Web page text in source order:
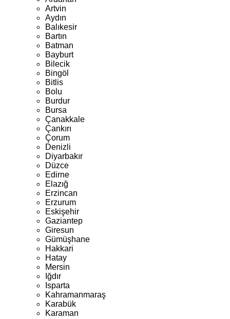
Artvin
Aydın
Balıkesir
Bartın
Batman
Bayburt
Bilecik
Bingöl
Bitlis
Bolu
Burdur
Bursa
Çanakkale
Çankırı
Çorum
Denizli
Diyarbakır
Düzce
Edirne
Elazığ
Erzincan
Erzurum
Eskişehir
Gaziantep
Giresun
Gümüşhane
Hakkari
Hatay
Mersin
Iğdır
Isparta
Kahramanmaraş
Karabük
Karaman